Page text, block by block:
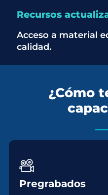
Recursos
Acceso a material
calidad.
¿Cómo
Pregrabados